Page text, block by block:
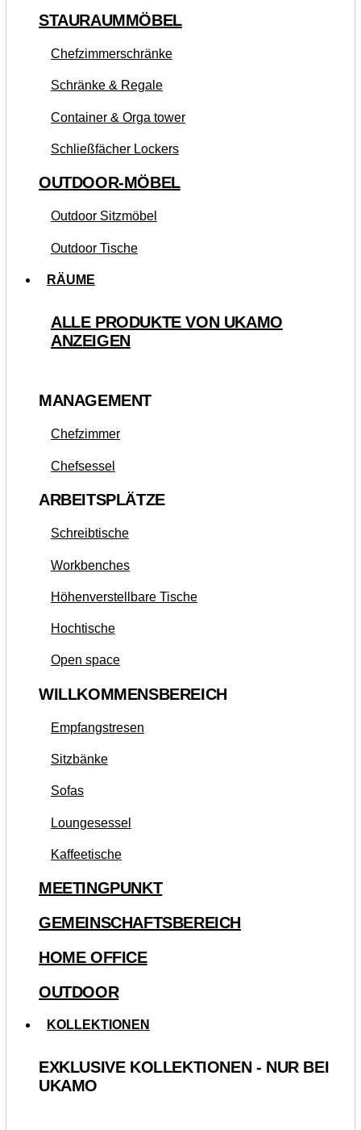
STAURAUMMÖBEL
Chefzimmerschränke
Schränke & Regale
Container & Orga tower
Schließfächer Lockers
OUTDOOR-MÖBEL
Outdoor Sitzmöbel
Outdoor Tische
RÄUME
ALLE PRODUKTE VON UKAMO
ANZEIGEN
MANAGEMENT
Chefzimmer
Chefsessel
ARBEITSPLÄTZE
Schreibtische
Workbenches
Höhenverstellbare Tische
Hochtische
Open space
WILLKOMMENSBEREICH
Empfangstresen
Sitzbänke
Sofas
Loungesessel
Kaffeetische
MEETINGPUNKT
GEMEINSCHAFTSBEREICH
HOME OFFICE
OUTDOOR
KOLLEKTIONEN
EXKLUSIVE KOLLEKTIONEN - NUR BEI
UKAMO